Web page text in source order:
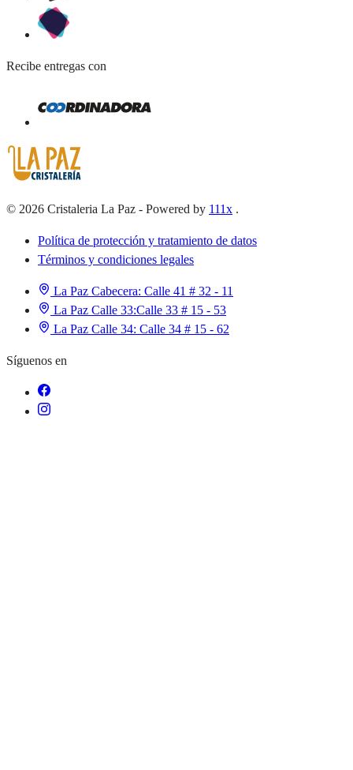
Recibe entregas con
© 2026 Cristaleria La Paz - Powered by 111x .
Política de protección y tratamiento de datos
Términos y condiciones legales
La Paz Cabecera: Calle 41 # 32 - 11
La Paz Calle 33:Calle 33 # 15 - 53
La Paz Calle 34: Calle 34 # 15 - 62
Síguenos en